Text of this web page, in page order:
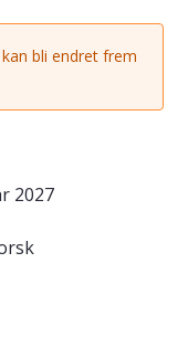
bli endret frem
2027